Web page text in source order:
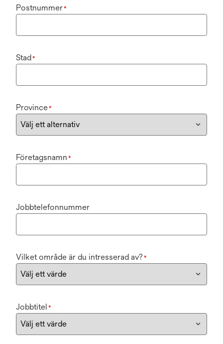
Postnummer*
Stad*
Province*
Företagsnamn *
Jobbtelefonnummer
Vilket område är du intresserad av? *
Jobbtitel *